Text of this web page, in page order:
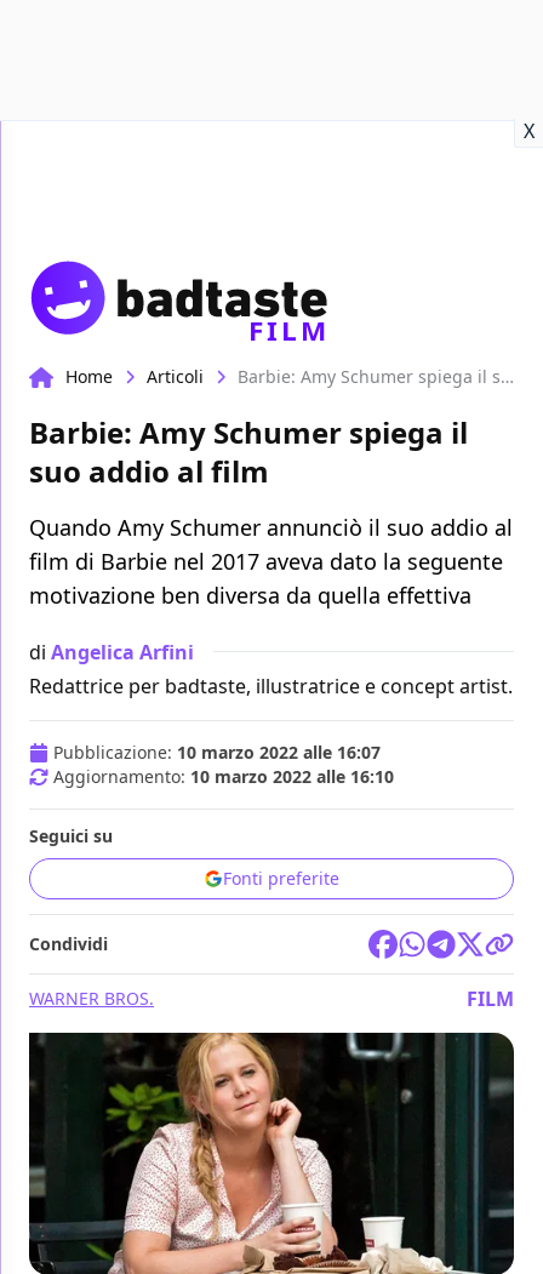
X
FILM
Home Articoli Barbie: Amy Schumer spiega il suo addio al film
Barbie: Amy Schumer spiega il
suo addio al film
Quando Amy Schumer annunciò il suo addio al
film di Barbie nel 2017 aveva dato la seguente
motivazione ben diversa da quella effettiva
di Angelica Arfini
Redattrice per badtaste, illustratrice e concept artist.
Pubblicazione: 10 marzo 2022 alle 16:07
Aggiornamento: 10 marzo 2022 alle 16:10
Seguici su
Fonti preferite
Condividi
WARNER BROS. FILM